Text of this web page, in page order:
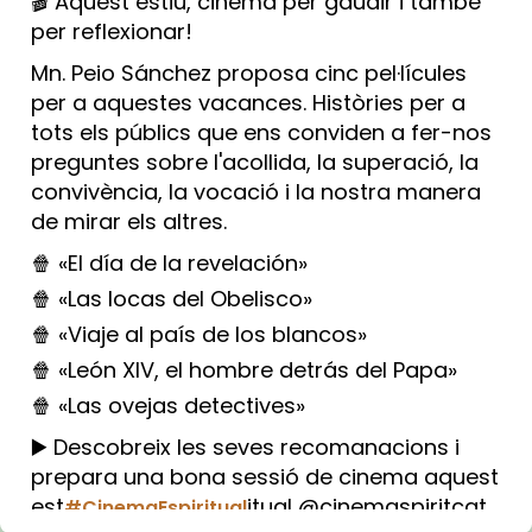
per reflexionar!
Mn. Peio Sánchez proposa cinc pel·lícules
per a aquestes vacances. Històries per a
tots els públics que ens conviden a fer-nos
preguntes sobre l'acollida, la superació, la
convivència, la vocació i la nostra manera
de mirar els altres.
🍿 «El día de la revelación»
🍿 «Las locas del Obelisco»
🍿 «Viaje al país de los blancos»
🍿 «León XIV, el hombre detrás del Papa»
🍿 «Las ovejas detectives»
▶️ Descobreix les seves recomanacions i
prepara una bona sessió de cinema aquest
est#CinemaEspiritualitual @cinemaspiritcat